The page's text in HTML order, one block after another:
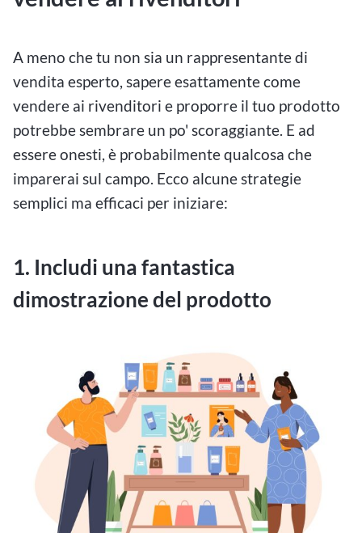
A meno che tu non sia un rappresentante di
vendita esperto, sapere esattamente come
vendere ai rivenditori e proporre il tuo prodotto
potrebbe sembrare un po' scoraggiante. E ad
essere onesti, è probabilmente qualcosa che
imparerai sul campo. Ecco alcune strategie
semplici ma efficaci per iniziare:
1. Includi una fantastica
dimostrazione del prodotto